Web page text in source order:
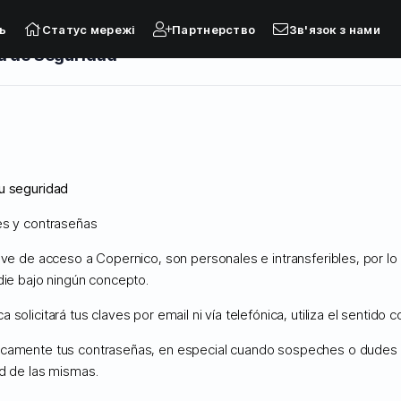
Статус мережі Партнерство Зв'язок з нами
(WORDPRESS, MOODLE, PRESTASHOP) SERVIDORES
ADMINISTRADO
de Seguridad
seguridad
y contraseñas
de acceso a Copernico, son personales e intransferibles, por
bajo ningún concepto.
solicitará tus claves por email ni vía telefónica, utiliza el sentido
tus contraseñas, en especial cuando sospeches o dudes
de las mismas.